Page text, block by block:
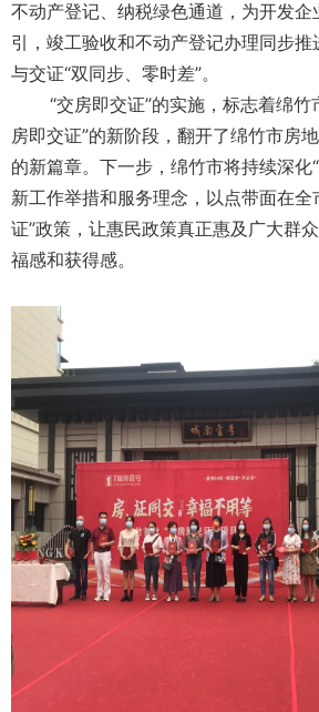
不动产登记、纳税绿色通道，为开发企
引，竣工验收和不动产登记办理同步
与交证“双同步、零时差”。
“交房即交证”的实施，标志着绵竹
房即交证”的新阶段，翻开了绵竹市房
的新篇章。下一步，绵竹市将持续深化
新工作举措和服务理念，以点带面在全
证”政策，让惠民政策真正惠及广大群
福感和获得感。